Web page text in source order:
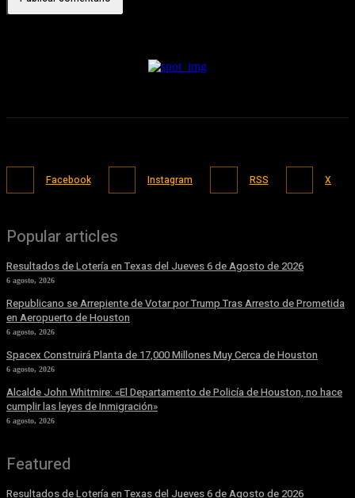
Facebook Instagram RSS X
Popular articles
Resultados de Lotería en Texas del Jueves 6 de Agosto de 2026
6 agosto, 2026
Republicano se Arrepiente de Votar por Trump Tras Arresto de Prometida
en Aeropuerto de Houston
6 agosto, 2026
Spacex Construirá Planta de 17,000 Millones Muy Cerca de Houston
6 agosto, 2026
Alcalde John Whitmire: «El Departamento de Policía de Houston, no hace
cumplir las leyes de Inmigración»
6 agosto, 2026
Featured
Resultados de Lotería en Texas del Jueves 6 de Agosto de 2026